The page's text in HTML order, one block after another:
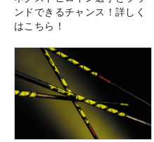
ンドできるチャンス！詳しく
はこちら！